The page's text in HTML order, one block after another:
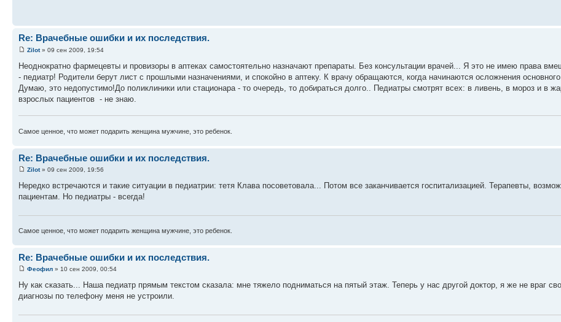
Re: Врачебные ошибки и их последствия.
Zilot» 09 сен 2009, 19:54
Неоднократно фармецевты и провизоры в аптеках самостоятельно назначают препараты. Без консультации врачей... Я это не имею права
- педиатр! Родители берут лист с прошлыми назначениями, и спокойно в аптеку. К врачу обращаются, когда начинаются осложнения основного
Думаю, это недопустимо!До поликлиники или стационара - то очередь, то добираться долго.. Педиатры смотрят всех: в ливень, в мороз и в
взрослых пациентов - не знаю.
Самое ценное, что может подарить женщина мужчине, это ребенок.
Re: Врачебные ошибки и их последствия.
Zilot» 09 сен 2009, 19:56
Нередко встречаются и такие ситуации в педиатрии: тетя Клава посоветовала... Потом все заканчивается госпитализацией. Терапевты,
пациентам. Но педиатры - всегда!
Самое ценное, что может подарить женщина мужчине, это ребенок.
Re: Врачебные ошибки и их последствия.
Феофил » 10 сен 2009, 00:54
Ну как сказать... Наша педиатр прямым текстом сказала: мне тяжело подниматься на пятый этаж. Теперь у нас другой доктор, я же не враг
диагнозы по телефону меня не устроили.